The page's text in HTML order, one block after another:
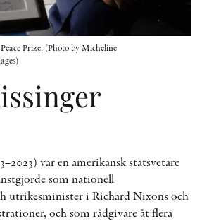
Prize. (Photo by Micheline
var en amerikansk statsvetare
som nationell
utrikesminister i Richard Nixons och
och som rådgivare åt flera